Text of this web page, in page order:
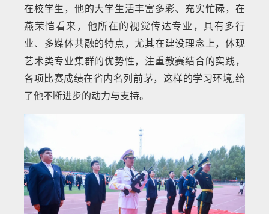
在校学生，他的大学生活丰富多彩、充实忙碌，在
燕荣恺看来，他所在的视觉传达专业，具有多行
业、多媒体共融的特点，尤其在建设理念上，体现
艺术类专业集群的优势性，注重教赛结合的实践，
各项比赛成绩在省内名列前茅，这样的学习环境,给
了他不断进步的动力与支持。